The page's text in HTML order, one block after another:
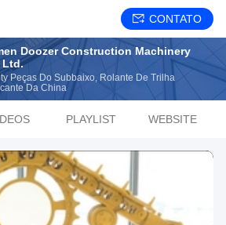
CONTATO
Doozer Construction Machinery
Ltd.
Peças Do Subbaixo, Rolante De Trilha
Da China
PLAYLIST WEBSITE